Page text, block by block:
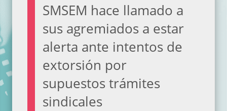
SMSEM hace llamado a
sus agremiados a estar
alerta ante intentos de
extorsión por
supuestos trámites
sindicales